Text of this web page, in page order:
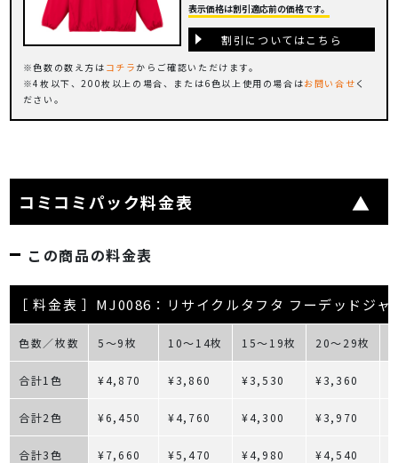
色数の数え方は コチラからご確認いただけます。
4枚以下、200枚以上の場合、または6色以上使用の場合はお問い合せ く
ださい。
表示価格は割引適応前の価格です。
割引についてはこちら
コミコミパック料金表
この商品の料金表
［ 料金表 ］MJ0086：リサイクルタフタ フーデッドジャ
色数／枚数 5～9枚 10～14枚 15～19枚 20～29枚
合計1色 ¥4,870 ¥3,860 ¥3,530 ¥3,360
合計2色 ¥6,450 ¥4,760 ¥4,300 ¥3,970
合計3色 ¥7,660 ¥5,470 ¥4,980 ¥4,540